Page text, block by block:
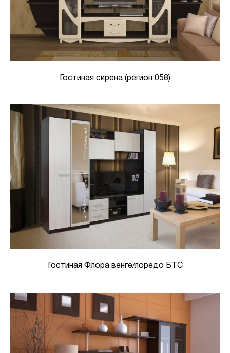
Гостиная сирена (регион 058)
Гостиная Флора венге/лоредо БТС